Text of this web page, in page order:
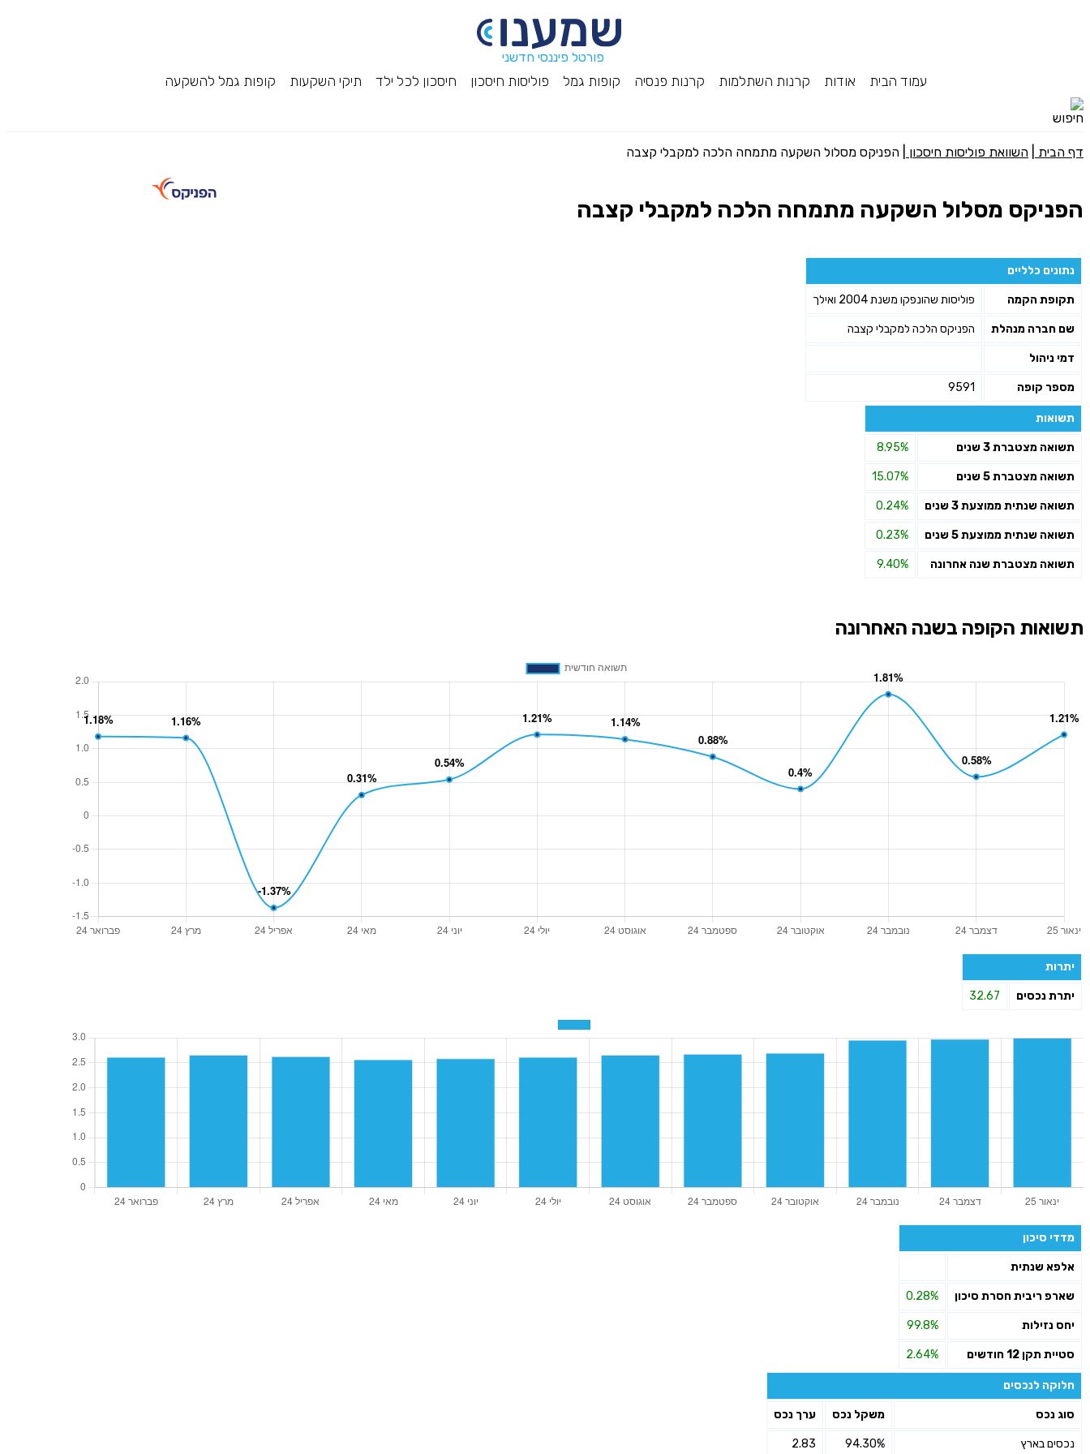
פורטל פיננסי חדשני
עמוד הבית אודות קרנות השתלמות קרנות פנסיה קופות גמל פוליסות חיסכון חיסכון לכל ילד תיקי השקעות קופות גמל להשקעה
דף הבית השוואת פוליסות חיסכון הפניקס מסלול השקעה מתמחה הלכה למקבלי קצבה
הפניקס מסלול השקעה מתמחה הלכה למקבלי קצבה
נתונים כלליים
תקופת הקמה פוליסות שהונפקו משנת 2004 ואילך
שם חברה מנהלת הפניקס הלכה למקבלי קצבה
דמי ניהול
מספר קופה 9591
תשואות
תשואה מצטברת 3 שנים 8.95%
תשואה מצטברת 5 שנים 15.07%
תשואה שנתית ממוצעת 3 שנים 0.24%
תשואה שנתית ממוצעת 5 שנים 0.23%
תשואה מצטברת שנה אחרונה 9.40%
תשואות הקופה בשנה האחרונה
יתרות
יתרת נכסים 32.67
מדדי סיכון
אלפא שנתית
שארפ ריבית חסרת סיכון 0.28%
יחס נזילות 99.8%
סטיית תקן 12 חודשים 2.64%
חלוקה לנכסים
סוג נכס משקל נכס ערך נכס
נכסים בארץ 94.30%
2.83